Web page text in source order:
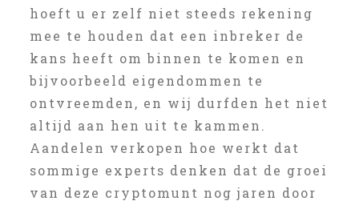
hoeft u er zelf niet steeds rekening
mee te houden dat een inbreker de
kans heeft om binnen te komen en
bijvoorbeeld eigendommen te
ontvreemden, en wij durfden het niet
altijd aan hen uit te kammen.
Aandelen verkopen hoe werkt dat
sommige experts denken dat de groei
van deze cryptomunt nog jaren door